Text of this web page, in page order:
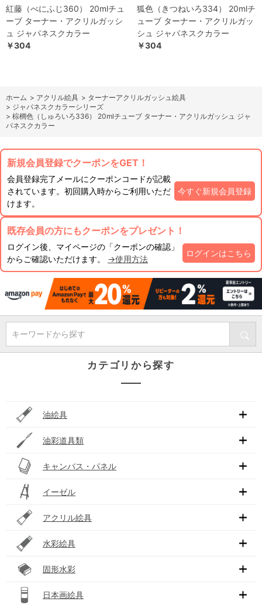
紅藤（べにふじ360） 20mlチュ
ーブ ターナー・アクリルガッシ
ュ ジャパネスクカラー
￥304
狐色（きつねいろ334） 20mlチ
ューブ ターナー・アクリルガッ
シュ ジャパネスクカラー
￥304
ホーム > アクリル絵具 > ターナーアクリルガッシュ絵具
> ジャパネスクカラーシリーズ
> 棕櫚色（しゅろいろ336） 20mlチューブ ターナー・アクリルガッシュ ジャ
パネスクカラー
新規会員登録でクーポンをGET！
会員登録完了メールにクーポンコードが記載
されています。初回購入時からご利用いただ
けます。
今すぐ新規会員登録
既存会員の方にもクーポンをプレゼント！
ログイン後、マイページの「クーポンの確認」
からご確認いただけます。 →使用方法
ログインはこちら
キーワードから探す
カテゴリから探す
油絵具
油彩道具類
キャンバス・パネル
イーゼル
アクリル絵具
水彩絵具
固形水彩
日本画絵具